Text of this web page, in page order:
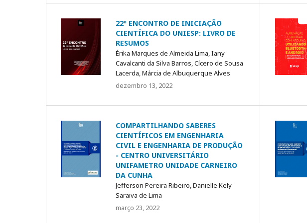
22º ENCONTRO DE INICIAÇÃO
CIENTÍFICA DO UNIESP: LIVRO DE
RESUMOS
Érika Marques de Almeida Lima, Iany
Cavalcanti da Silva Barros, Cícero de Sousa
Lacerda, Márcia de Albuquerque Alves
dezembro 13, 2022
COMPARTILHANDO SABERES
CIENTÍFICOS EM ENGENHARIA
CIVIL E ENGENHARIA DE PRODUÇÃO
- CENTRO UNIVERSITÁRIO
UNIFAMETRO UNIDADE CARNEIRO
DA CUNHA
Jefferson Pereira Ribeiro, Danielle Kely
Saraiva de Lima
março 23, 2022